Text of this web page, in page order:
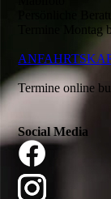
Persönliche
Termine Montag
Termine online
Social Media